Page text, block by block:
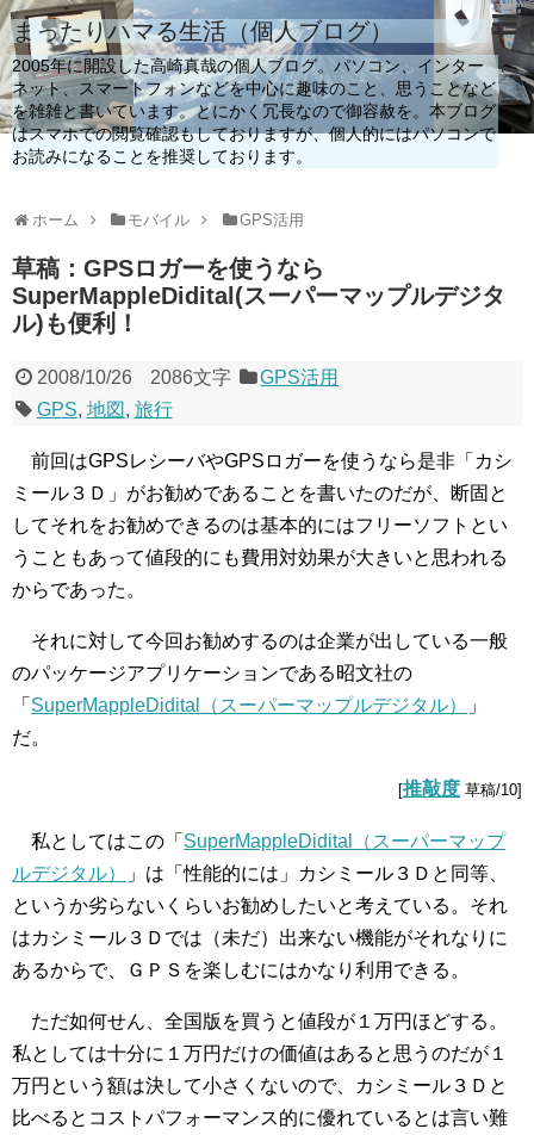
まったりハマる生活（個人ブログ）
2005年に開設した高崎真哉の個人ブログ。パソコン、インター
ネット、スマートフォンなどを中心に趣味のこと、思うことなど
を雑雑と書いています。とにかく冗長なので御容赦を。本ブログ
はスマホでの閲覧確認もしておりますが、個人的にはパソコンで
お読みになることを推奨しております。
ホーム モバイル GPS活用
草稿：GPSロガーを使うなら
SuperMappleDidital(スーパーマップルデジタ
ル)も便利！
2008/10/26 2086文字
GPS活用
GPS, 地図 , 旅行
前回はGPSレシーバやGPSロガーを使うなら是非「カシ
ミール３Ｄ」がお勧めであることを書いたのだが、断固と
してそれをお勧めできるのは基本的にはフリーソフトとい
うこともあって値段的にも費用対効果が大きいと思われる
からであった。
それに対して今回お勧めするのは企業が出している一般
のパッケージアプリケーションである昭文社の
「 SuperMappleDidital（スーパーマップルデジタル）
」
だ。
[推敲度 草稿/10]
私としてはこの「 SuperMappleDidital（スーパーマップ
ルデジタル）
」は「性能的には」カシミール３Ｄと同等、
というか劣らないくらいお勧めしたいと考えている。それ
はカシミール３Ｄでは（未だ）出来ない機能がそれなりに
あるからで、ＧＰＳを楽しむにはかなり利用できる。
ただ如何せん、全国版を買うと値段が１万円ほどする。
私としては十分に１万円だけの価値はあると思うのだが１
万円という額は決して小さくないので、カシミール３Ｄと
比べるとコストパフォーマンス的に優れているとは言い難